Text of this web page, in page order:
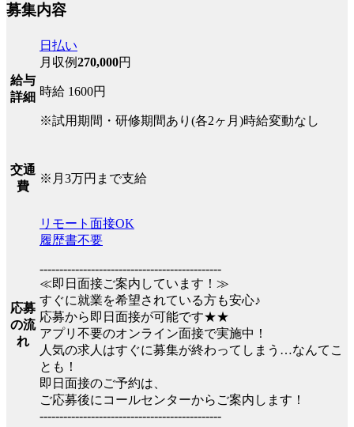
募集内容
給与
詳細
日払い
月収例270,000円
時給 1600円
※試用期間・研修期間あり(各2ヶ月)時給変動なし
交通
費
※月3万円まで支給
応募
の流
れ
リモート面接OK
履歴書不要
----------------------------------------------
≪即日面接ご案内しています！≫
すぐに就業を希望されている方も安心♪
応募から即日面接が可能です★★
アプリ不要のオンライン面接で実施中！
人気の求人はすぐに募集が終わってしまう…なんてこ
とも！
即日面接のご予約は、
ご応募後にコールセンターからご案内します！
----------------------------------------------